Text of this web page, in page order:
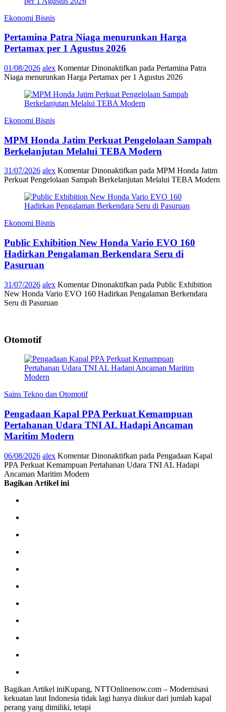
Ekonomi Bisnis
Pertamina Patra Niaga menurunkan Harga
Pertamax per 1 Agustus 2026
01/08/2026 alex Komentar Dinonaktifkan pada Pertamina Patra
Niaga menurunkan Harga Pertamax per 1 Agustus 2026
Ekonomi Bisnis
MPM Honda Jatim Perkuat Pengelolaan Sampah
Berkelanjutan Melalui TEBA Modern
31/07/2026 alex Komentar Dinonaktifkan pada MPM Honda Jatim
Perkuat Pengelolaan Sampah Berkelanjutan Melalui TEBA Modern
Ekonomi Bisnis
Public Exhibition New Honda Vario EVO 160
Hadirkan Pengalaman Berkendara Seru di
Pasuruan
31/07/2026 alex Komentar Dinonaktifkan pada Public Exhibition
New Honda Vario EVO 160 Hadirkan Pengalaman Berkendara
Seru di Pasuruan
Otomotif
Sains Tekno dan Otomotif
Pengadaan Kapal PPA Perkuat Kemampuan
Pertahanan Udara TNI AL Hadapi Ancaman
Maritim Modern
06/08/2026 alex Komentar Dinonaktifkan pada Pengadaan Kapal
PPA Perkuat Kemampuan Pertahanan Udara TNI AL Hadapi
Ancaman Maritim Modern
Bagikan Artikel ini
Bagikan Artikel iniKupang, NTTOnlinenow.com – Modernisasi
kekuatan laut Indonesia tidak lagi hanya diukur dari jumlah kapal
perang yang dimiliki, tetapi